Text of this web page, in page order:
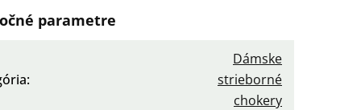
parametre
:
Dámske
strieborné
chokery